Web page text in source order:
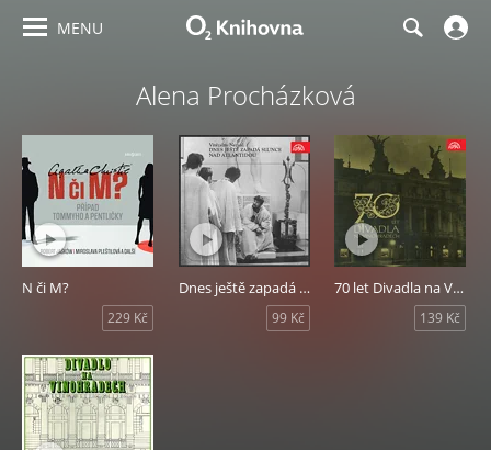
MENU
Alena Procházková
N či M?
229 Kč
Dnes ještě zapadá slunce nad Atlantidou
99 Kč
70 let Divadla na Vinohradech
139 Kč